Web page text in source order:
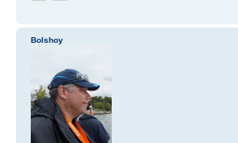
Bolshoy